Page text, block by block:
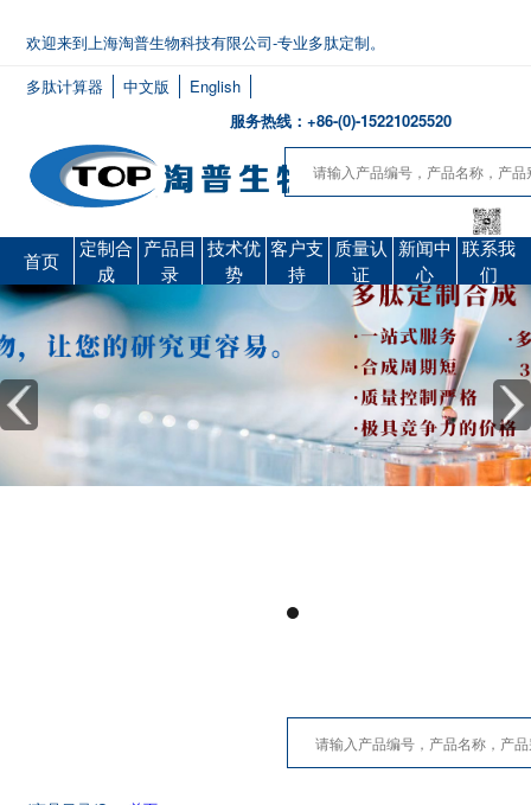
欢迎来到上海淘普生物科技有限公司-专业多肽定制。
多肽计算器
中文版
English
服务热线：+86-(0)-15221025520
首页
定制合
成
产品目
录
技术优
势
客户支
持
质量认
证
新闻中
心
联系我
们